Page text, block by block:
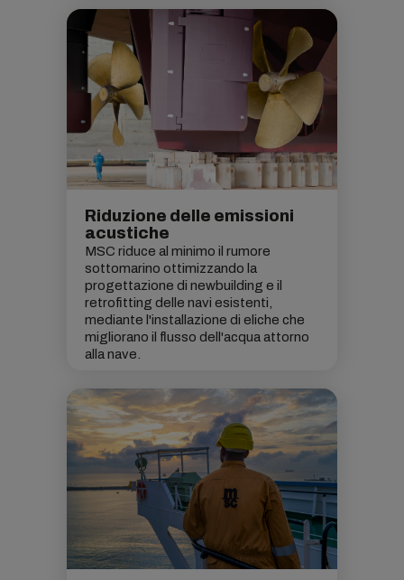
Riduzione delle emissioni
acustiche
MSC riduce al minimo il rumore
sottomarino ottimizzando la
progettazione di newbuilding e il
retrofitting delle navi esistenti,
mediante l'installazione di eliche che
migliorano il flusso dell'acqua attorno
alla nave.